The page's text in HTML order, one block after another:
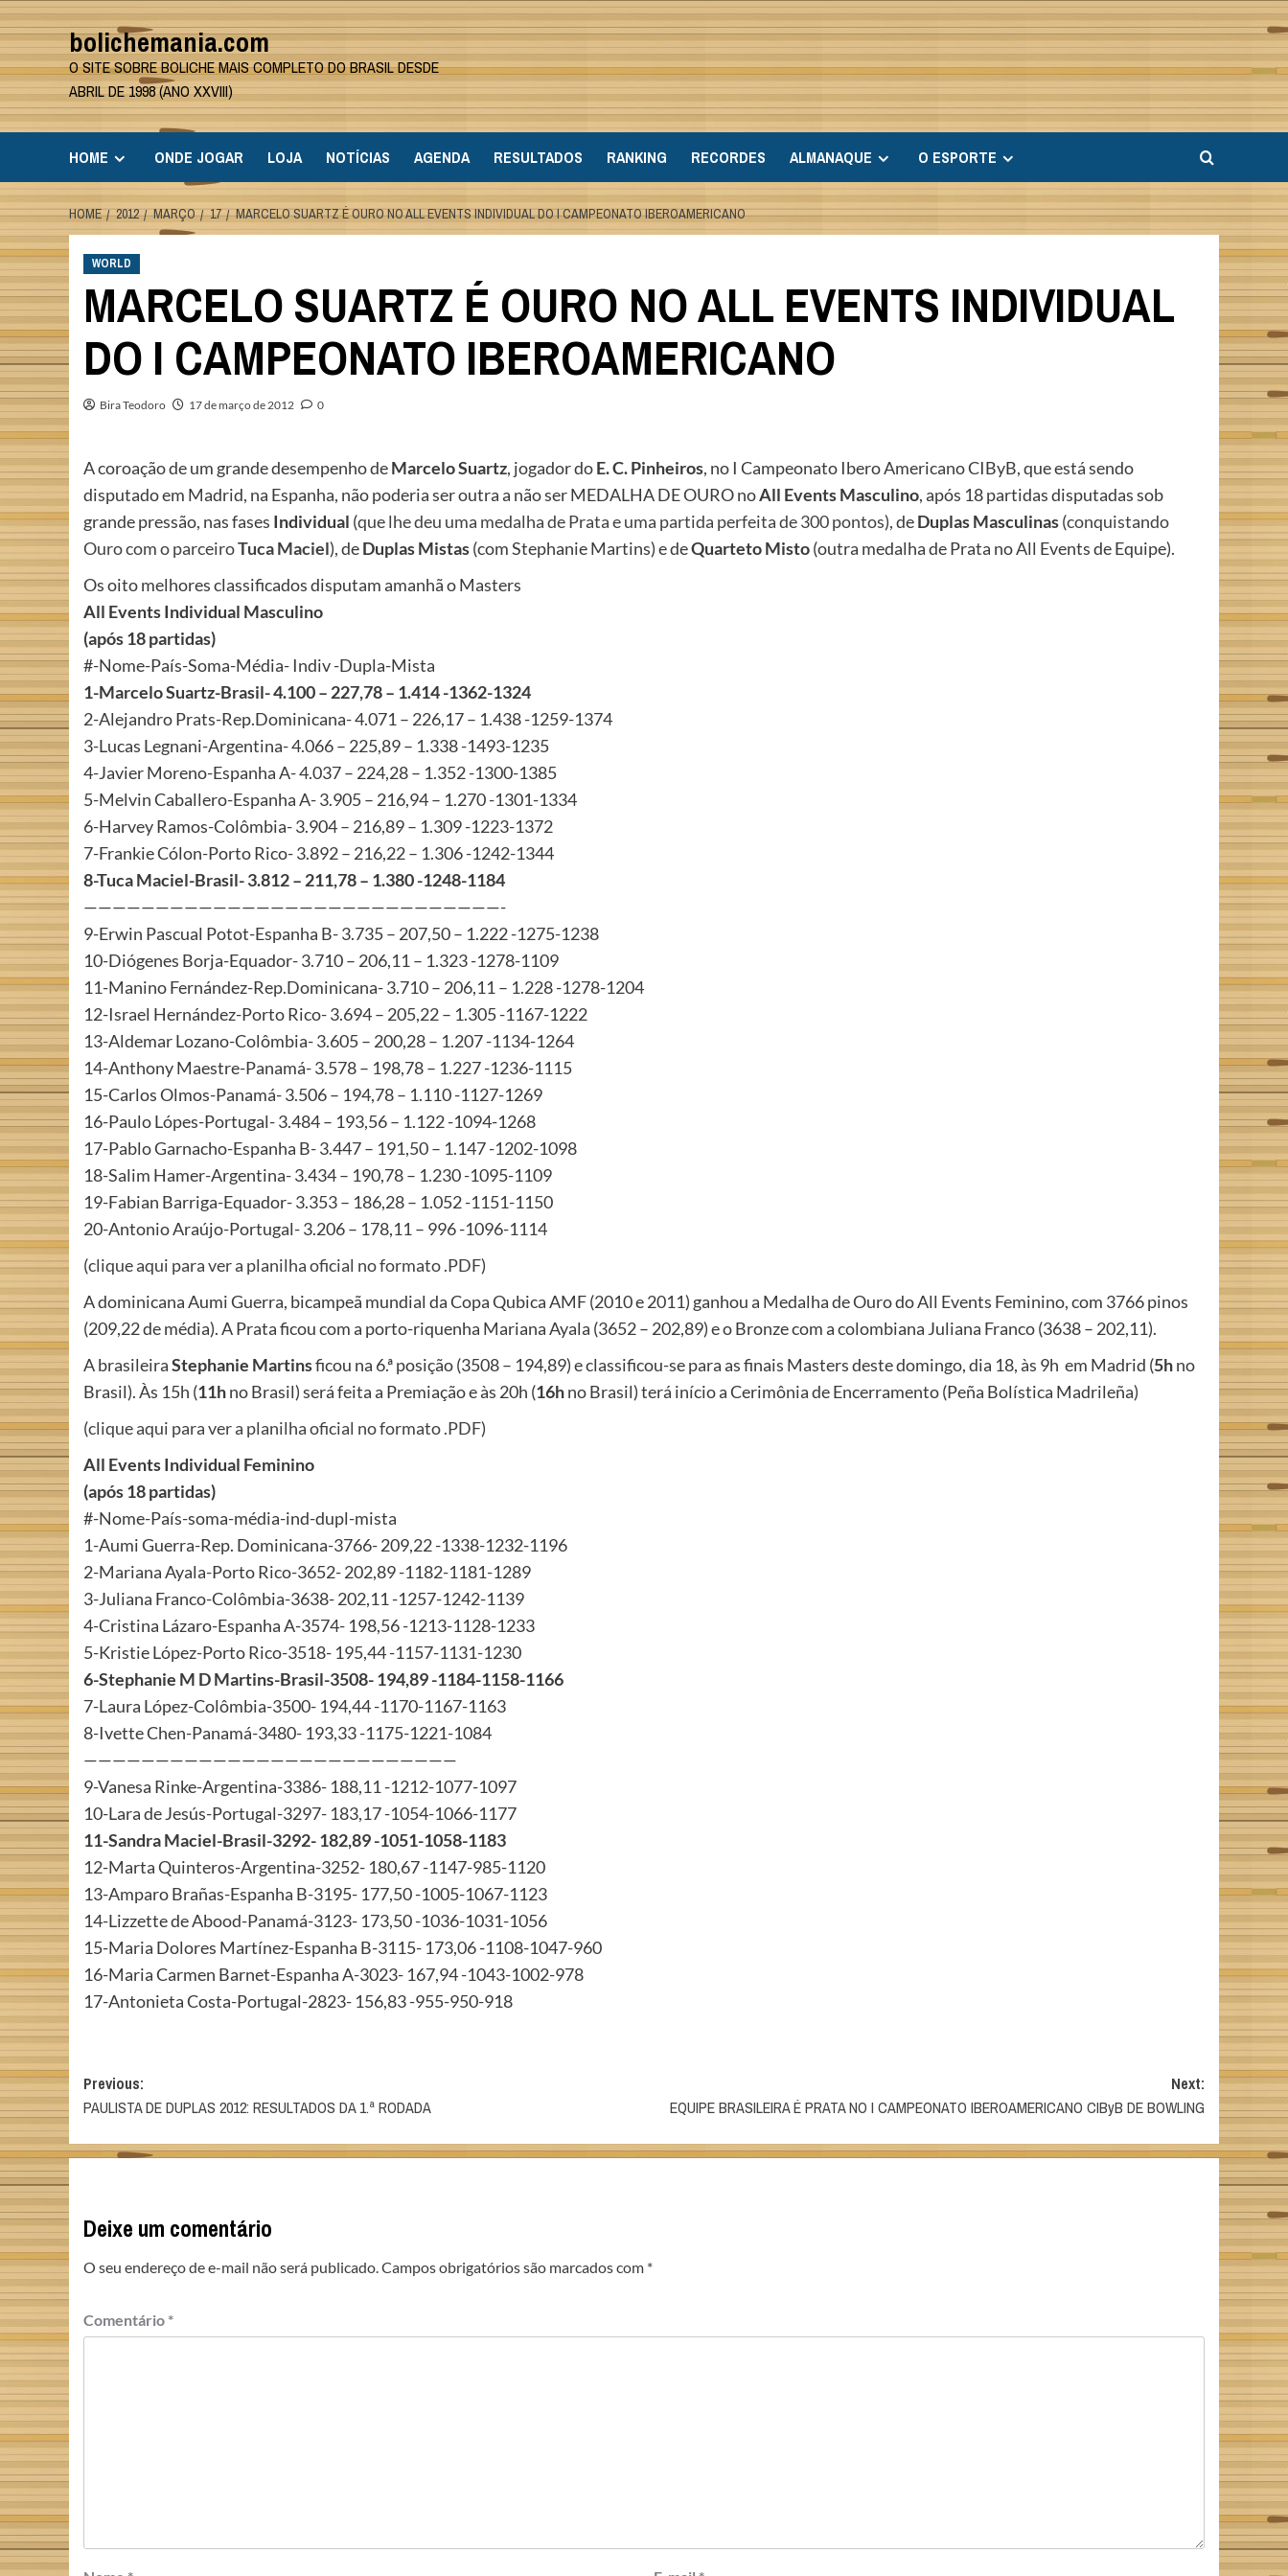
Skip
to
content
bolichemania.com
O SITE SOBRE BOLICHE MAIS COMPLETO DO BRASIL DESDE
ABRIL DE 1998 (ANO XXVIII)
HOME ONDE JOGAR LOJA NOTÍCIAS AGENDA RESULTADOS RANKING RECORDES ALMANAQUE O ESPORTE
HOME 2012 MARÇO 17 MARCELO SUARTZ É OURO NO ALL EVENTS INDIVIDUAL DO I CAMPEONATO IBEROAMERICANO
WORLD
MARCELO SUARTZ É OURO NO ALL EVENTS INDIVIDUAL
DO I CAMPEONATO IBEROAMERICANO
Bira Teodoro 17 de março de 2012 0
A coroação de um grande desempenho deMarcelo Suartz, jogador doE. C. Pinheiros, no I Campeonato Ibero Americano CIByB, que está sendo
disputado em Madrid, na Espanha, não poderia ser outra a não ser MEDALHA DE OURO noAll Events Masculino, após 18 partidas disputadas sob
grande pressão, nas fases Individual (que lhe deu uma medalha de Prata e uma partida perfeita de 300 pontos), deDuplas Masculinas(conquistando
Ouro com o parceiroTuca Maciel), deDuplas Mistas(com Stephanie Martins) e deQuarteto Misto(outra medalha de Prata no All Events de Equipe).
Os oito melhores classificados disputam amanhã o Masters
All Events Individual Masculino
(após 18 partidas)
#-Nome-País-Soma-Média- Indiv -Dupla-Mista
1-Marcelo Suartz-Brasil- 4.100 – 227,78 – 1.414 -1362-1324
2-Alejandro Prats-Rep.Dominicana- 4.071 – 226,17 – 1.438 -1259-1374
3-Lucas Legnani-Argentina- 4.066 – 225,89 – 1.338 -1493-1235
4-Javier Moreno-Espanha A- 4.037 – 224,28 – 1.352 -1300-1385
5-Melvin Caballero-Espanha A- 3.905 – 216,94 – 1.270 -1301-1334
6-Harvey Ramos-Colômbia- 3.904 – 216,89 – 1.309 -1223-1372
7-Frankie Cólon-Porto Rico- 3.892 – 216,22 – 1.306 -1242-1344
8-Tuca Maciel-Brasil- 3.812 – 211,78 – 1.380 -1248-1184
—————————————————————————————-
9-Erwin Pascual Potot-Espanha B- 3.735 – 207,50 – 1.222 -1275-1238
10-Diógenes Borja-Equador- 3.710 – 206,11 – 1.323 -1278-1109
11-Manino Fernández-Rep.Dominicana- 3.710 – 206,11 – 1.228 -1278-1204
12-Israel Hernández-Porto Rico- 3.694 – 205,22 – 1.305 -1167-1222
13-Aldemar Lozano-Colômbia- 3.605 – 200,28 – 1.207 -1134-1264
14-Anthony Maestre-Panamá- 3.578 – 198,78 – 1.227 -1236-1115
15-Carlos Olmos-Panamá- 3.506 – 194,78 – 1.110 -1127-1269
16-Paulo Lópes-Portugal- 3.484 – 193,56 – 1.122 -1094-1268
17-Pablo Garnacho-Espanha B- 3.447 – 191,50 – 1.147 -1202-1098
18-Salim Hamer-Argentina- 3.434 – 190,78 – 1.230 -1095-1109
19-Fabian Barriga-Equador- 3.353 – 186,28 – 1.052 -1151-1150
20-Antonio Araújo-Portugal- 3.206 – 178,11 – 996 -1096-1114
(clique aqui para ver a planilha oficial no formato .PDF)
A dominicana Aumi Guerra, bicampeã mundial da Copa Qubica AMF (2010 e 2011) ganhou a Medalha de Ouro do All Events Feminino, com 3766 pinos
(209,22 de média). A Prata ficou com a porto-riquenha Mariana Ayala (3652 – 202,89) e o Bronze com a colombiana Juliana Franco (3638 – 202,11).
A brasileiraStephanie Martinsficou na 6.ª posição (3508 – 194,89) e classificou-se para as finais Masters deste domingo, dia 18, às 9h em Madrid (5hno
Brasil). Às 15h (11hno Brasil) será feita a Premiação e às 20h (16hno Brasil) terá início a Cerimônia de Encerramento (Peña Bolística Madrileña)
(clique aqui para ver a planilha oficial no formato .PDF)
All Events Individual Feminino
(após 18 partidas)
#-Nome-País-soma-média-ind-dupl-mista
1-Aumi Guerra-Rep. Dominicana-3766- 209,22 -1338-1232-1196
2-Mariana Ayala-Porto Rico-3652- 202,89 -1182-1181-1289
3-Juliana Franco-Colômbia-3638- 202,11 -1257-1242-1139
4-Cristina Lázaro-Espanha A-3574- 198,56 -1213-1128-1233
5-Kristie López-Porto Rico-3518- 195,44 -1157-1131-1230
6-Stephanie M D Martins-Brasil-3508- 194,89 -1184-1158-1166
7-Laura López-Colômbia-3500- 194,44 -1170-1167-1163
8-Ivette Chen-Panamá-3480- 193,33 -1175-1221-1084
——————————————————————————
9-Vanesa Rinke-Argentina-3386- 188,11 -1212-1077-1097
10-Lara de Jesús-Portugal-3297- 183,17 -1054-1066-1177
11-Sandra Maciel-Brasil-3292- 182,89 -1051-1058-1183
12-Marta Quinteros-Argentina-3252- 180,67 -1147-985-1120
13-Amparo Brañas-Espanha B-3195- 177,50 -1005-1067-1123
14-Lizzette de Abood-Panamá-3123- 173,50 -1036-1031-1056
15-Maria Dolores Martínez-Espanha B-3115- 173,06 -1108-1047-960
16-Maria Carmen Barnet-Espanha A-3023- 167,94 -1043-1002-978
17-Antonieta Costa-Portugal-2823- 156,83 -955-950-918
Post
navigation
Previous:
PAULISTA DE DUPLAS 2012: RESULTADOS DA 1.ª RODADA
Next:
EQUIPE BRASILEIRA É PRATA NO I CAMPEONATO IBEROAMERICANO CIByB DE BOWLING
Deixe um comentário
O seu endereço de e-mail não será publicado.Campos obrigatórios são marcados com *
Comentário *